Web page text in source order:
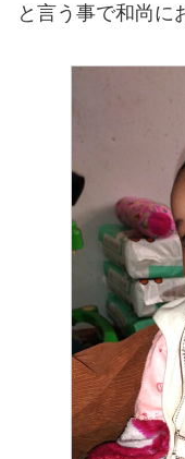
と言う事で和尚に